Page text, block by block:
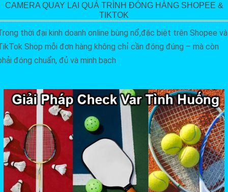
CAMERA QUAY LẠI QUÁ TRÌNH ĐÓNG HÀNG SHOPEE &
TIKTOK
thời đại kinh doanh online bùng nổ,đặc biệt trên Shopee và
Shop mỗi đơn hàng không chỉ cần đóng đúng – mà còn
đóng chuẩn, đủ và minh bạch